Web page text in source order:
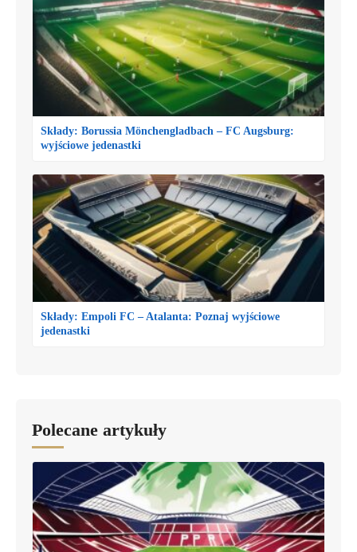
Składy: Borussia Mönchengladbach – FC Augsburg:
wyjściowe jedenastki
Składy: Empoli FC – Atalanta: Poznaj wyjściowe
jedenastki
Polecane artykuły